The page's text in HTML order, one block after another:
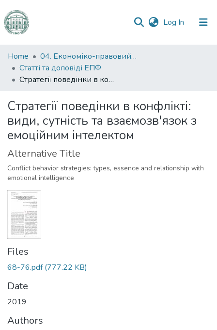
Log In (current)
Communities
&
Collections
Statistics
Home
04. Економіко-правовий факультет
Статті та доповіді ЕПФ
Стратегії поведінки в конфлікті: види, сутність та взаємозв'язок з емоційним інтелектом
Стратегії поведінки в конфлікті:
види, сутність та взаємозв'язок з
емоційним інтелектом
Alternative Title
Conflict behavior strategies: types, essence and relationship with
emotional intelligence
Files
68-76.pdf(777.22 KB)
Date
2019
Authors